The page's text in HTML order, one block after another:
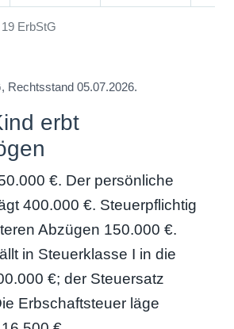
ErbStG
Rechtsstand 05.07.2026.
erbt
€. Der persönliche
400.000 €. Steuerpflichtig
Abzügen 150.000 €.
in Steuerklasse I in die
€; der Steuersatz
Erbschaftsteuer läge